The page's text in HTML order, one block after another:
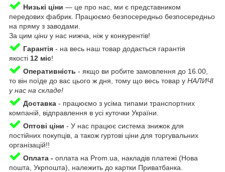
Низькі ціни — це про нас, ми є представником
передових фабрик. Працюємо безпосередньо безпосередньо
на пряму з заводами.
За цим ціни у нас нижча, ніж у конкурентів!
Гарантія - на весь наш товар додається гарантія
якості 12 міс!
Оперативність - якщо ви робите замовлення до 16.00,
то він поїде до вас цього ж дня, тому що весь товар у НАЛИЧІ
у нас на складе!
Доставка - працюємо з усіма типами транспортних
компаній, відправлення в усі куточки України.
Оптові ціни - У нас працює система знижок для
постійних покупців, а також гуртові ціни для торгувальних
організацій!!
Оплата - оплата на Prom.ua, накладів платежі (Нова
пошта, Укрпошта), належить до картки Приватбанка.